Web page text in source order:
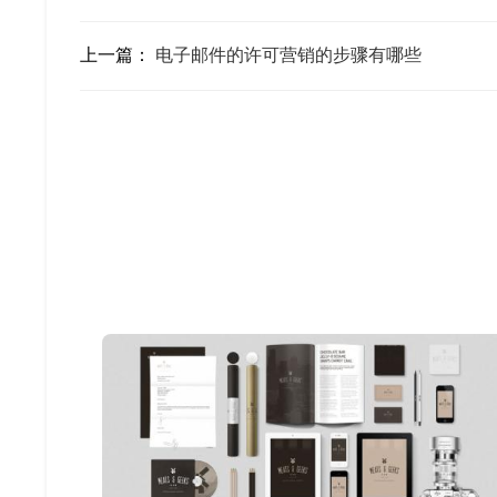
上一篇： 电子邮件的许可营销的步骤有哪些